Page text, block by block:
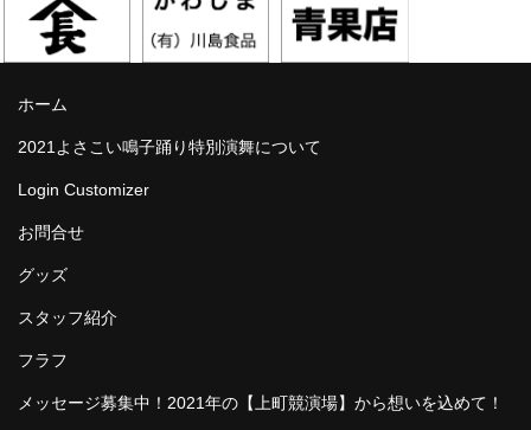
ホーム
2021よさこい鳴子踊り特別演舞について
Login Customizer
お問合せ
グッズ
スタッフ紹介
フラフ
メッセージ募集中！2021年の【上町競演場】から想いを込めて！